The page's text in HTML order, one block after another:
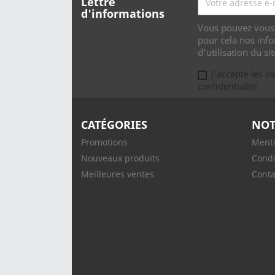
d'informations
Vous pouvez
pour cela nos
d'utilisation du
J'accepte les
confidentialité
CATÉGORIES
Promotions
Nouveaux produits
Meilleures ventes